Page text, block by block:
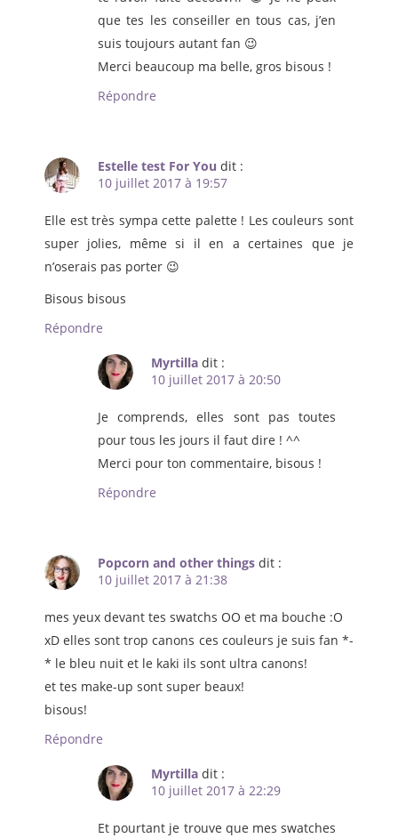
que tes les conseiller en tous cas, j’en
suis toujours autant fan 😉
Merci beaucoup ma belle, gros bisous !
Répondre
Estelle test For You dit :
10 juillet 2017 à 19:57
Elle est très sympa cette palette ! Les couleurs sont
super jolies, même si il en a certaines que je
n’oserais pas porter 😉
Bisous bisous
Répondre
Myrtilla dit :
10 juillet 2017 à 20:50
Je comprends, elles sont pas toutes
pour tous les jours il faut dire ! ^^
Merci pour ton commentaire, bisous !
Répondre
Popcorn and other things dit :
10 juillet 2017 à 21:38
mes yeux devant tes swatchs OO et ma bouche :O
xD elles sont trop canons ces couleurs je suis fan *-
* le bleu nuit et le kaki ils sont ultra canons!
et tes make-up sont super beaux!
bisous!
Répondre
Myrtilla dit :
10 juillet 2017 à 22:29
Et pourtant je trouve que mes swatches